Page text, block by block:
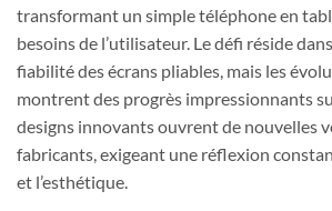
transformant un simple téléphone en
besoins de l’utilisateur. Le défi réside
fiabilité des écrans pliables, mais les
montrent des progrès impressionnants
designs innovants ouvrent de nouvelles
fabricants, exigeant une réflexion
et l’esthétique.